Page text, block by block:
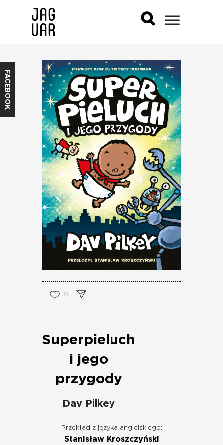
FACEBOOK
0
Superpieluch
i jego
przygody
Dav Pilkey
Przekład z języka angielskiego:
Stanisław Kroszczyński